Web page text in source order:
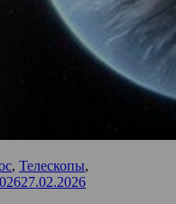
, Телескопы,
27.02.2026